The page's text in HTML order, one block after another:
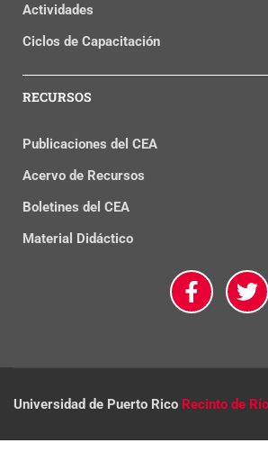
Actividades
Ciclos de Capacitación
RECURSOS
Publicaciones del CEA
Acervo de Recursos
Boletines del CEA
Material Didáctico
Universidad de Puerto Rico Recinto de